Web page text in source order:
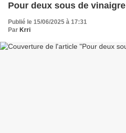
Pour deux sous de vinaigre
Publié le 15/06/2025 à 17:31
Par Krri